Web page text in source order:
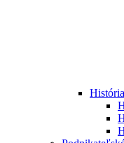
História